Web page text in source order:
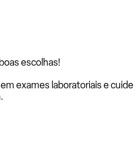
boas escolhas!
exames laboratoriais e cuide